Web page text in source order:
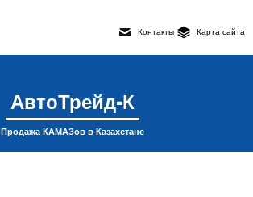
Контакты Карта сайта
АвтоТрейд-К
Продажа КАМАЗов в Казахстане